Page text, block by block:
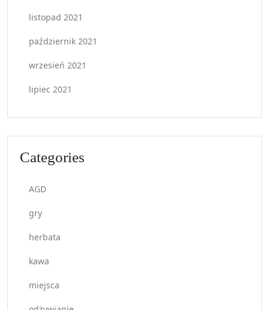
listopad 2021
październik 2021
wrzesień 2021
lipiec 2021
Categories
AGD
gry
herbata
kawa
miejsca